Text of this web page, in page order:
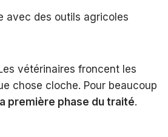
avec des outils agricoles
vétérinaires froncent les
chose cloche. Pour beaucoup
la première phase du traité.